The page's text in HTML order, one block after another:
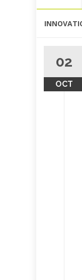
contenu
02
OCT